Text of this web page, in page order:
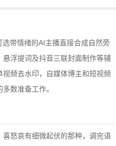
带情绪的AI主播直接合成自然旁
浮提词及抖音三联封面制作等辅
频去水印，自媒体博主和短视频
数准备工作。
怒哀有细微起伏的那种，调完语